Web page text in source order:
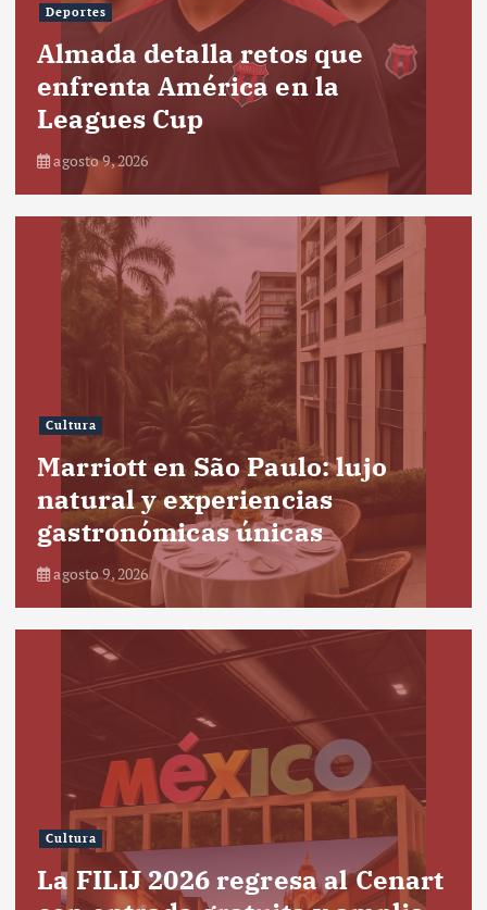
Deportes
Almada detalla retos que
enfrenta América en la
Leagues Cup
agosto 9, 2026
Cultura
Marriott en São Paulo: lujo
natural y experiencias
gastronómicas únicas
agosto 9, 2026
Cultura
La FILIJ 2026 regresa al Cenart